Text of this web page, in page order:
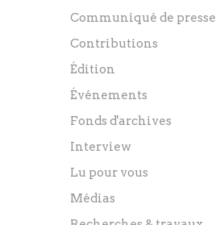
Communiqué de presse
Contributions
Édition
Événements
Fonds d'archives
Interview
Lu pour vous
Médias